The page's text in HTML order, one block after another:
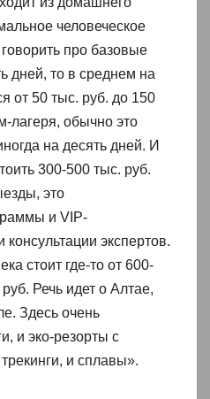
человеческое
про базовые
дней, то в среднем на
от 50 тыс. руб. до 150
лагеря, обычно это
на десять дней. И
300-500 тыс. руб.
это
и VIP-
экспертов.
стоит где-то от 600-
Речь идет о Алтае,
Здесь очень
и эко-резорты с
и сплавы».